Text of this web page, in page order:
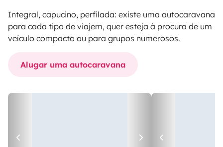
Integral, capucino, perfilada: existe uma autocaravana
para cada tipo de viajem, quer esteja à procura de um
veículo compacto ou para grupos numerosos.
Alugar uma autocaravana